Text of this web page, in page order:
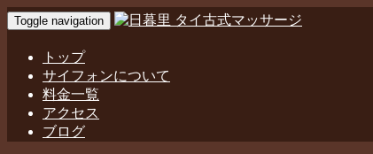
Toggle navigation
トップ
サイフォンについて
料金一覧
アクセス
ブログ